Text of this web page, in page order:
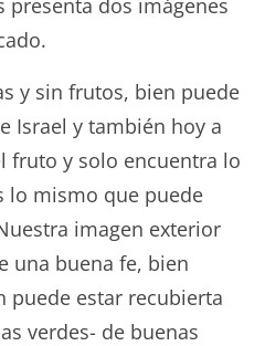
y sin frutos, bien puede
Israel y también hoy a
fruto y solo encuentra lo
lo mismo que puede
imagen exterior
una buena fe, bien
puede estar recubierta
verdes- de buenas